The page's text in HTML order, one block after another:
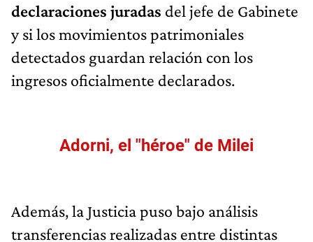
declaraciones juradas del jefe de Gabinete
y si los movimientos patrimoniales
detectados guardan relación con los
ingresos oficialmente declarados.
Adorni, el "héroe" de Milei
Además, la Justicia puso bajo análisis
transferencias realizadas entre distintas